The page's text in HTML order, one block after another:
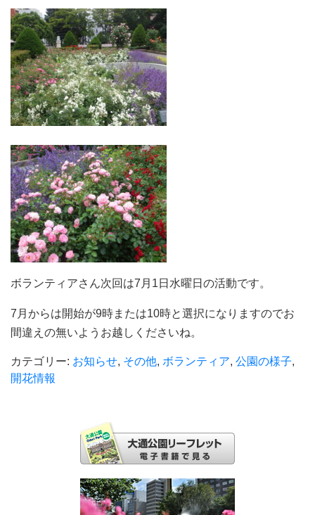
ボランティアさん次回は7月1日水曜日の活動です。
7月からは開始が9時または10時と選択になりますのでお
間違えの無いようお越しくださいね。
カテゴリー: お知らせ, その他, ボランティア, 公園の様子,
開花情報